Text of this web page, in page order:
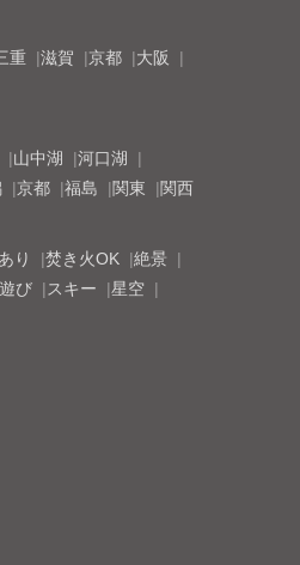
重 滋賀 京都
大阪
山中湖
河口湖
京都 福島 関東
関西
り 焚き火OK
絶景
び スキー
星空